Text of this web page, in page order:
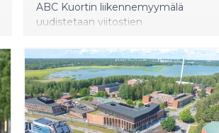
ABC Kuortin liikennemyymälä
uudistetaan viitostien
Liikennemyymälän
ravintolamaailmaan tulee
Buffetmaailma ja nopean syömisen
hampurilaisravintola Hesburger.
Osuuskauppa Suur-Savon
suunnitelmissa on myös ABC:n Sale-